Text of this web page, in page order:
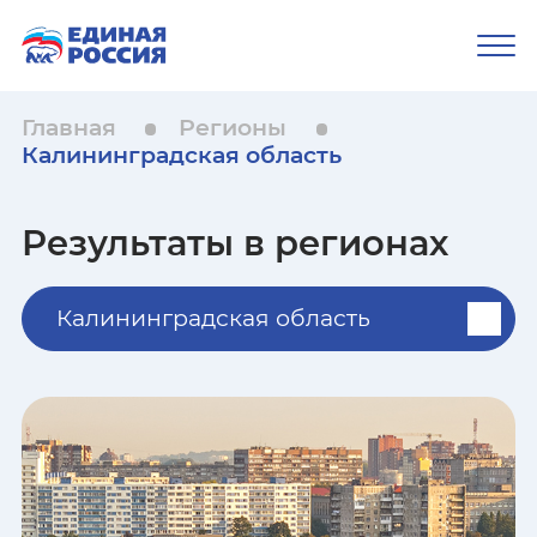
Главная
Регионы
Калининградская область
Результаты в регионах
Калининградская область
Республика Адыгея